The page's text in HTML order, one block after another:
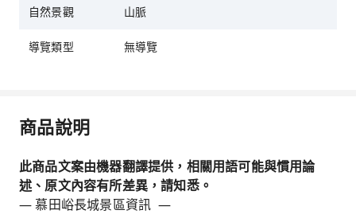
自然景觀 山脈
導覽類型 無導覽
商品說明
此商品文案由機器翻譯提供，相關用語可能與慣用論
述、原文內容有所差異，請知悉。
— 慕田峪長城景區資訊 —